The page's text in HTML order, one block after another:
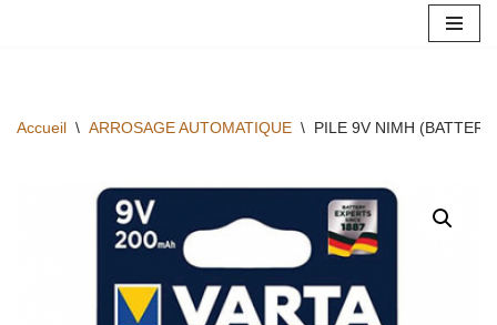
contenu
Accueil \ ARROSAGE AUTOMATIQUE \ PILE 9V NIMH